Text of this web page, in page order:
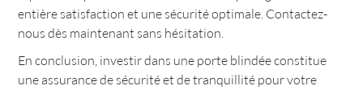
entière satisfaction et une sécurité optimale. Contactez-
nous dès maintenant sans hésitation.
En conclusion, investir dans une porte blindée constitue
une assurance de sécurité et de tranquillité pour votre